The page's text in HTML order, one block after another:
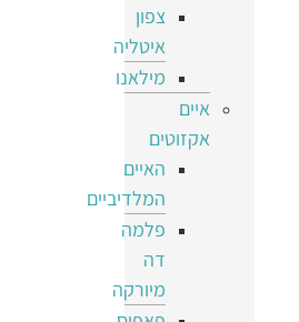
צפון
איטליה
מילאנו
איים
אקזוטים
האיים
המלדיביים
פלמה
דה
מיורקה